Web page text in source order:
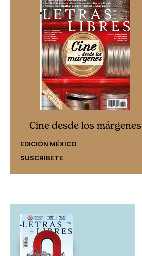
Cine desde los márgenes
EDICIÓN MÉXICO
SUSCRÍBETE